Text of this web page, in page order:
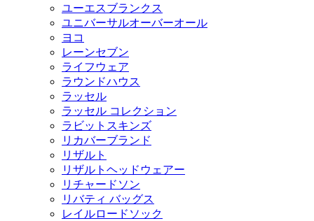
ユーエスブランクス
ユニバーサルオーバーオール
ヨコ
レーンセブン
ライフウェア
ラウンドハウス
ラッセル
ラッセル コレクション
ラビットスキンズ
リカバーブランド
リザルト
リザルトヘッドウェアー
リチャードソン
リバティ バッグス
レイルロードソック